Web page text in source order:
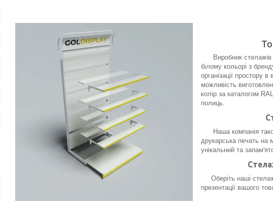
Виробник стелажів -
білому кольорі з
організації простору
можливість
колір за каталогом
полиць.
Наша компанія також
друкарська печать
унікальний та
Оберіть наші
презентації вашого